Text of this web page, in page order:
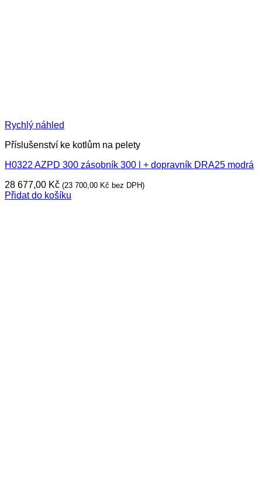
Rychlý náhled
Příslušenství ke kotlům na pelety
H0322 AZPD 300 zásobník 300 l + dopravník DRA25 modrá
28 677,00 Kč (23 700,00 Kč bez DPH)
Přidat do košíku